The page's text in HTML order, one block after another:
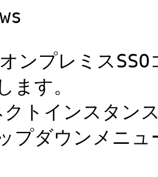
プレミスSSO
ます。
トインスタン
プダウンメニ